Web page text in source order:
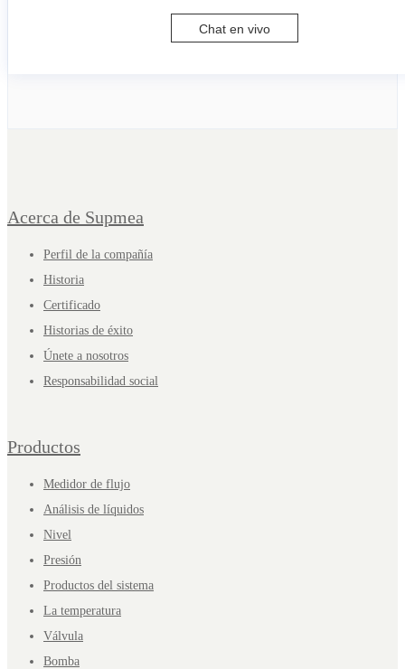
Chat en vivo
Acerca de Supmea
Perfil de la compañía
Historia
Certificado
Historias de éxito
Únete a nosotros
Responsabilidad social
Productos
Medidor de flujo
Análisis de líquidos
Nivel
Presión
Productos del sistema
La temperatura
Válvula
Bomba